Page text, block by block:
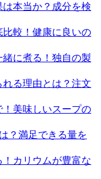
本当か？成分を検
較！健康に良いの
に煮る！独自の製
る理由とは？注文
美味しいスープの
？満足できる量を
カリウムが豊富な